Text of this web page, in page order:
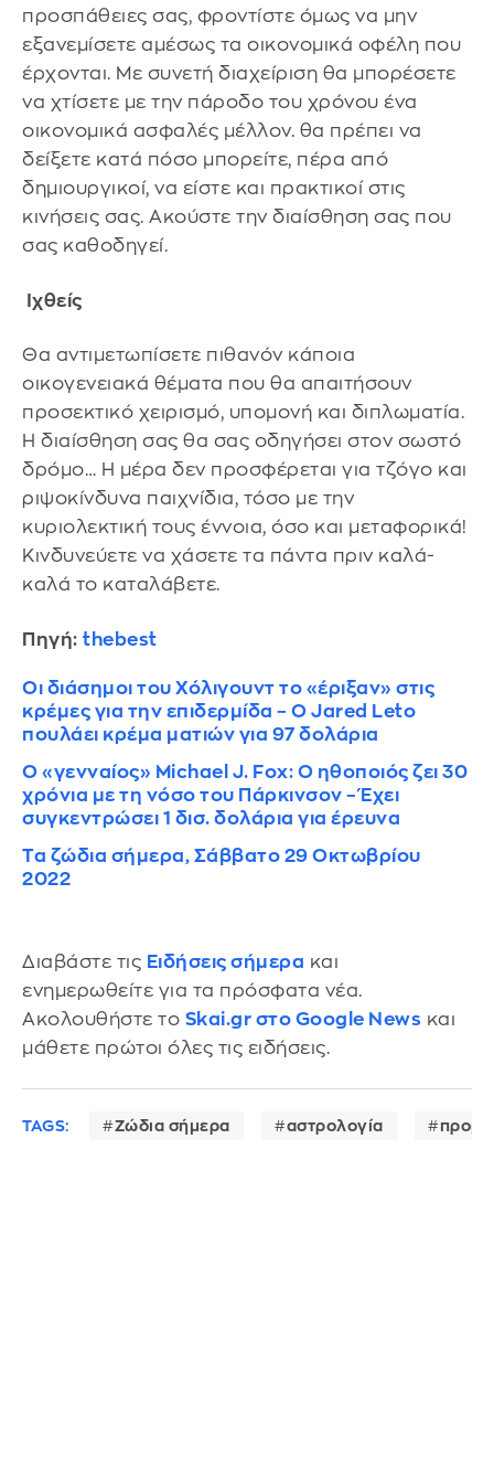
προσπάθειες σας, φροντίστε όμως να μην
εξανεμίσετε αμέσως τα οικονομικά οφέλη που
έρχονται. Με συνετή διαχείριση θα μπορέσετε
να χτίσετε με την πάροδο του χρόνου ένα
οικονομικά ασφαλές μέλλον. θα πρέπει να
δείξετε κατά πόσο μπορείτε, πέρα από
δημιουργικοί, να είστε και πρακτικοί στις
κινήσεις σας. Ακούστε την διαίσθηση σας που
σας καθοδηγεί.
Ιχθείς
Θα αντιμετωπίσετε πιθανόν κάποια
οικογενειακά θέματα που θα απαιτήσουν
προσεκτικό χειρισμό, υπομονή και διπλωματία.
Η διαίσθηση σας θα σας οδηγήσει στον σωστό
δρόμο… Η μέρα δεν προσφέρεται για τζόγο και
ριψοκίνδυνα παιχνίδια, τόσο με την
κυριολεκτική τους έννοια, όσο και μεταφορικά!
Κινδυνεύετε να χάσετε τα πάντα πριν καλά-
καλά το καταλάβετε.
Πηγή: thebest
Οι διάσημοι του Χόλιγουντ το «έριξαν» στις
κρέμες για την επιδερμίδα – Ο Jared Leto
πουλάει κρέμα ματιών για 97 δολάρια
Ο «γενναίος» Michael J. Fox: Ο ηθοποιός ζει 30
χρόνια με τη νόσο του Πάρκινσον – Έχει
συγκεντρώσει 1 δισ. δολάρια για έρευνα
Τα ζώδια σήμερα, Σάββατο 29 Οκτωβρίου
2022
Διαβάστε τις Ειδήσεις σήμερα και
ενημερωθείτε για τα πρόσφατα νέα.
Ακολουθήστε το Skai.gr στο Google News και
μάθετε πρώτοι όλες τις ειδήσεις.
TAGS: Ζώδια σήμερα αστρολογία